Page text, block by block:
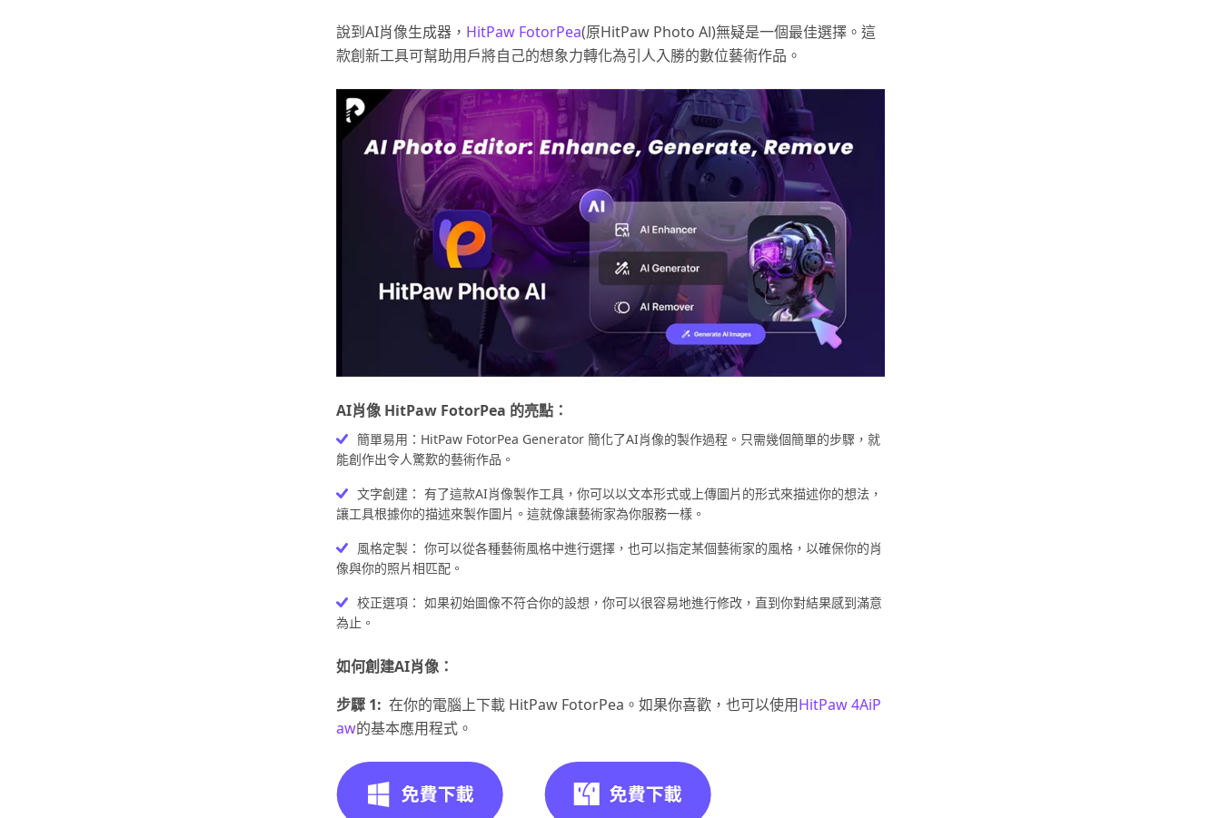
說到AI肖像生成器， HitPaw FotorPea(原HitPaw Photo Al)無疑是一個最佳選擇。這
款創新工具可幫助用戶將自己的想象力轉化為引人入勝的數位藝術作品。
AI肖像 HitPaw FotorPea 的亮點：
簡單易用：HitPaw FotorPea Gеnеrator 簡化了AI肖像的製作過程。只需幾個簡單的步驟，就
能創作出令人驚歎的藝術作品。
文字創建： 有了這款AI肖像製作工具，你可以以文本形式或上傳圖片的形式來描述你的想法，
讓工具根據你的描述來製作圖片。這就像讓藝術家為你服務一樣。
風格定製： 你可以從各種藝術風格中進行選擇，也可以指定某個藝術家的風格，以確保你的肖
像與你的照片相匹配。
校正選項： 如果初始圖像不符合你的設想，你可以很容易地進行修改，直到你對結果感到滿意
為止。
如何創建AI肖像：
步驟 1: 在你的電腦上下載 HitPaw FotorPea。如果你喜歡，也可以使用HitPaw 4AiP
aw的基本應用程式。